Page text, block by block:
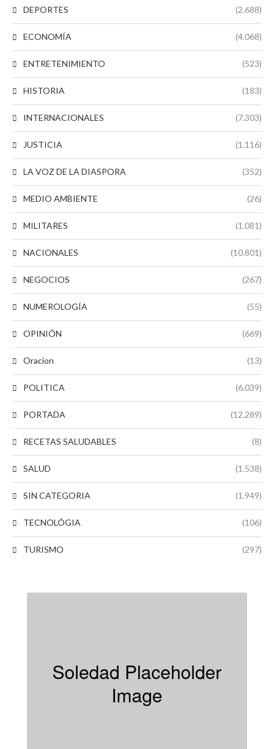
DEPORTES (2.688)
ECONOMÍA (4.068)
ENTRETENIMIENTO (523)
HISTORIA (183)
INTERNACIONALES (7.303)
JUSTICIA (1.116)
LA VOZ DE LA DIASPORA (352)
MEDIO AMBIENTE (26)
MILITARES (1.081)
NACIONALES (10.801)
NEGOCIOS (267)
NUMEROLOGÍA (55)
OPINIÓN (669)
Oracion (13)
POLITICA (6.039)
PORTADA (12.289)
RECETAS SALUDABLES (8)
SALUD (1.538)
SIN CATEGORIA (1.949)
TECNOLÓGIA (106)
TURISMO (297)